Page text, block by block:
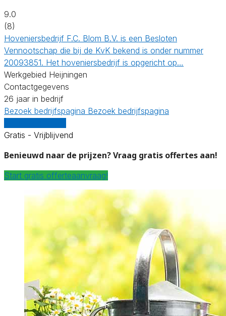
9.0
(8)
Hoveniersbedrijf F.C. Blom B.V. is een Besloten
Vennootschap die bij de KvK bekend is onder nummer
20093851. Het hoveniersbedrijf is opgericht op…
Werkgebied Heijningen
Contactgegevens
26 jaar in bedrijf
Bezoek bedrijfspagina Bezoek bedrijfspagina
Gratis - Vrijblijvend
Benieuwd naar de prijzen? Vraag gratis offertes aan!
Start gratis offerteaanvraag!